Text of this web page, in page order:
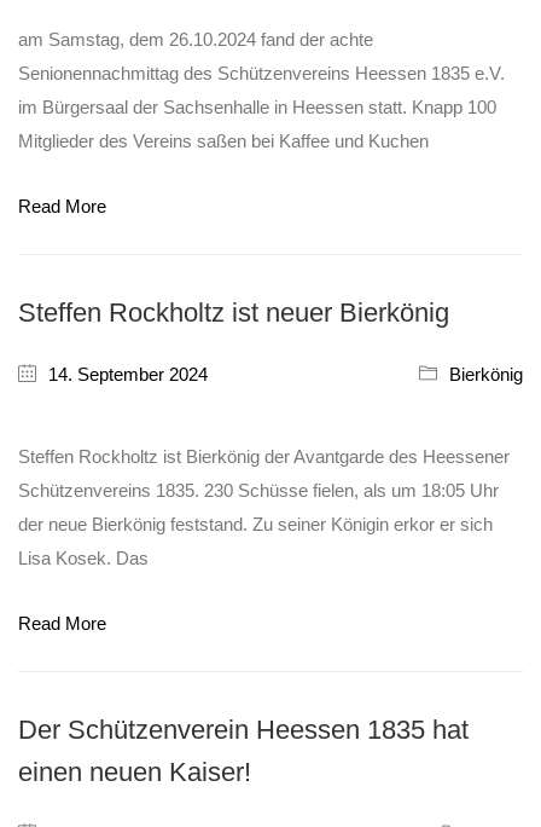
am Samstag, dem 26.10.2024 fand der achte
Senionennachmittag des Schützenvereins Heessen 1835 e.V.
im Bürgersaal der Sachsenhalle in Heessen statt. Knapp 100
Mitglieder des Vereins saßen bei Kaffee und Kuchen
Read More
Steffen Rockholtz ist neuer Bierkönig
14. September 2024 Bierkönig
Steffen Rockholtz ist Bierkönig der Avantgarde des Heessener
Schützenvereins 1835. 230 Schüsse fielen, als um 18:05 Uhr
der neue Bierkönig feststand. Zu seiner Königin erkor er sich
Lisa Kosek. Das
Read More
Der Schützenverein Heessen 1835 hat
einen neuen Kaiser!